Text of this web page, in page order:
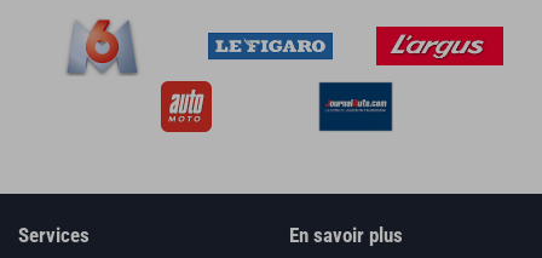
Services En savoir plus